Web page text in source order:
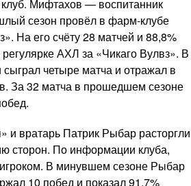
клуб. Мифтахов — воспитанник
сезон провёл в фарм-клубе
На его счёту 28 матчей и 88,8%
АХЛ за «Чикаго Вулвз». В
четыре матча и отражал в
За 32 матча в прошедшем сезоне
и вратарь Патрик Рыбар расторгли
сторон. По информации клуба,
В минувшем сезоне Рыбар
10 побед и показал 91,7%